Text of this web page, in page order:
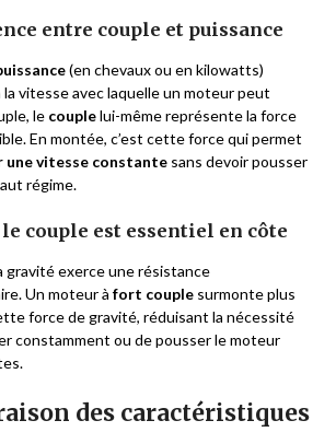
entre couple et puissance
(en chevaux ou en kilowatts)
vitesse avec laquelle un moteur peut
le couplelui-même représente la force
En montée, c’est cette force qui permet
une vitesse constante sans devoir pousser
régime.
couple est essentiel en côte
gravité exerce une résistance
Un moteur à fort couple surmonte plus
force de gravité, réduisant la nécessité
constamment ou de pousser le moteur
des caractéristiques